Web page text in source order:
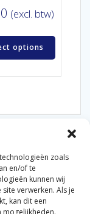
zoals
en/of te
kunnen wij
verwerken. Als je
kan dit een
(excl. btw)
options